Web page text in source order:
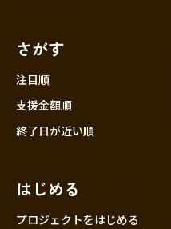
さがす
注目順
支援金額順
終了日が近い順
はじめる
プロジェクトをはじめる